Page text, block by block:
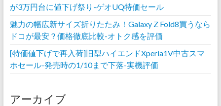
が3万円台に値下げ祭り-ゲオUQ特価セール
魅力の幅広新サイズ折りたたみ！Galaxy Z Fold8買うなら
ドコが最安？価格徹底比較-オトク感を評価
[特価値下げで再入荷]旧型ハイエンドXperia1V中古スマ
ホセール-発売時の1/10まで下落-実機評価
アーカイブ